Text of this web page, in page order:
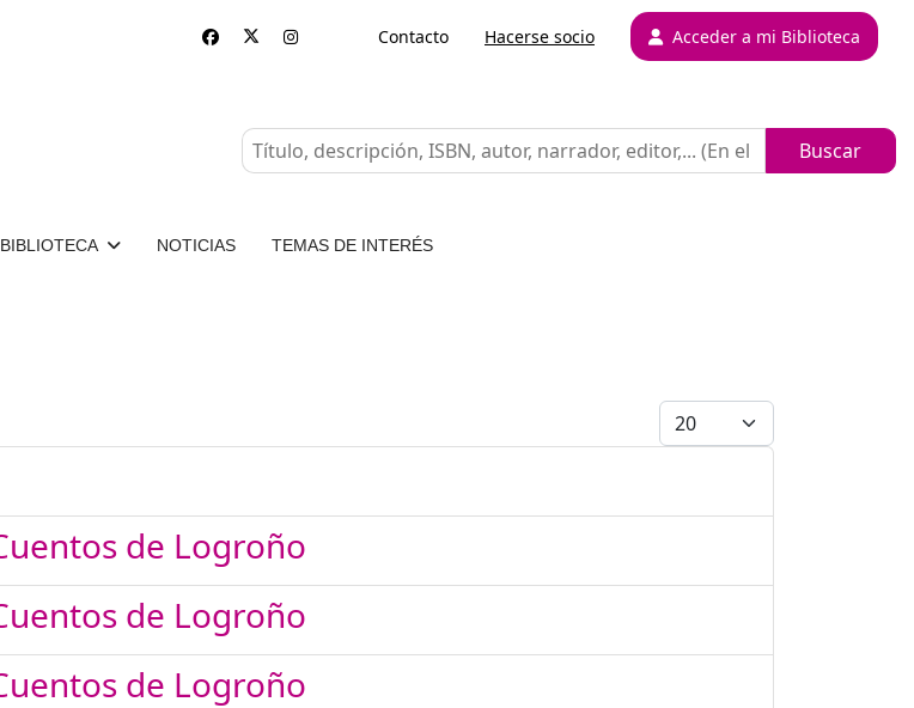
Contacto Hacerse socio Acceder a mi Biblioteca
NOTICIAS TEMAS DE INTERÉS
Cantidad a mostrar
de Logroño
de Logroño
de Logroño